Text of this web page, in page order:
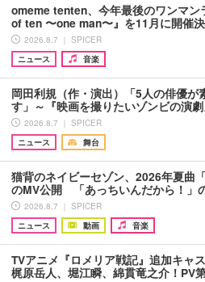
omeme tenten、今年最後のワンマ
of ten 〜one man〜』を11月に開催
2026.8.7 ｜ SPICER
ニュース
音楽
岡田利規（作・演出）「5人の俳優が
す」～『映画を撮りたいゾンビの演
2026.8.7 ｜ SPICER
ニュース
舞台
猫背のネイビーセゾン、2026年夏曲
のMV公開 「あっちいんだから！」
2026.8.7 ｜ SPICER
ニュース
動画 音楽
TVアニメ『ロメリア戦記』追加キャス
梶原岳人、堀江瞬、綿貫竜之介！PV